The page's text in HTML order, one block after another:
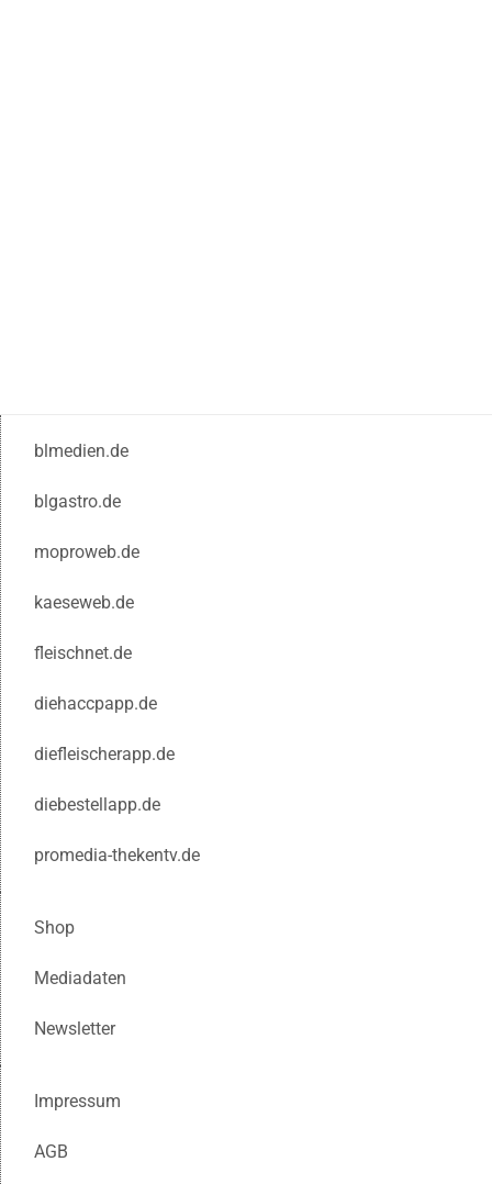
blmedien.de
blgastro.de
moproweb.de
kaeseweb.de
fleischnet.de
diehaccpapp.de
diefleischerapp.de
diebestellapp.de
promedia-thekentv.de
Shop
Mediadaten
Newsletter
Impressum
AGB